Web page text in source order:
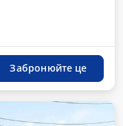
Забронюйте це